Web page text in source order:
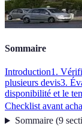
Sommaire
Introduction1.
plusieurs devis3.
disponibilité et le
Checklist avant
Sommaire(9